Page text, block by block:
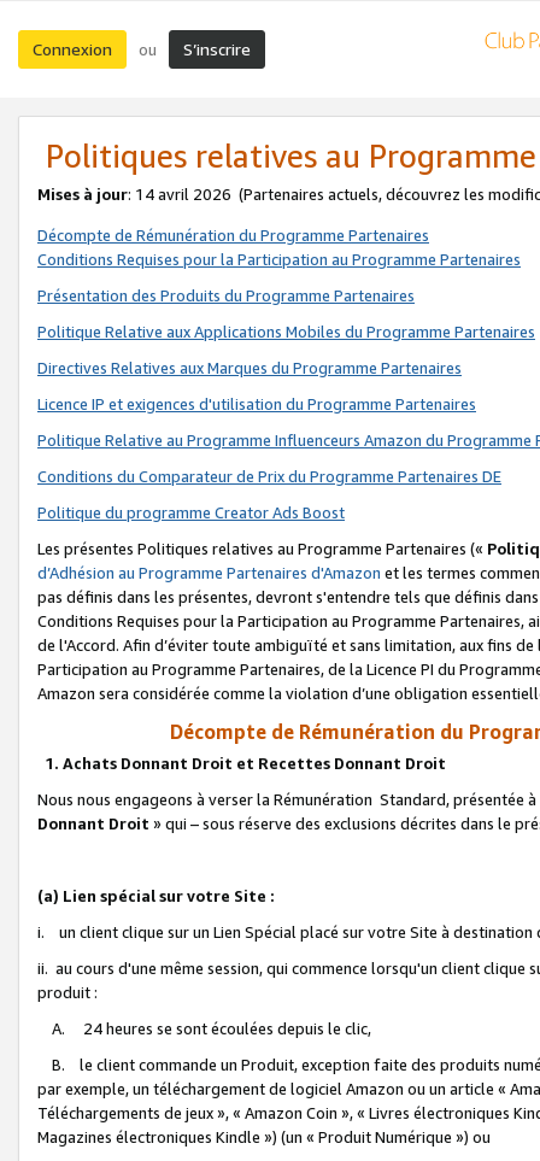
Connexion ou S’inscrire
Politiques relatives au
Mises à jour: 14 avril 2026 (Partenaires actuels, découvrez les
Décompte de Rémunération du Programme Partenaires
Conditions Requises pour la Participation au Programme Partenaires
Présentation des Produits du Programme Partenaires
Politique Relative aux Applications Mobiles du Programme Partenaires
Directives Relatives aux Marques du Programme Partenaires
Licence IP et exigences d'utilisation du Programme Partenaires
Politique Relative au Programme Influenceurs Amazon du Programme
Conditions du Comparateur de Prix du Programme Partenaires DE
Politique du programme Creator Ads Boost
Les présentes Politiques relatives au Programme Partenaires («
d’Adhésion au Programme Partenaires d'Amazon et les termes
pas définis dans les présentes, devront s'entendre tels que définis
Conditions Requises pour la Participation au Programme Partenaires,
de l'Accord. Afin d’éviter toute ambiguïté et sans limitation, aux fins
Participation au Programme Partenaires, de la Licence PI du
Amazon sera considérée comme la violation d’une obligation
Décompte de Rémunération du
1. Achats Donnant Droit et Recettes Donnant Droit
Nous nous engageons à verser la Rémunération Standard, présentée
Donnant Droit » qui – sous réserve des exclusions décrites dans le
(a) Lien spécial sur votre Site :
i. un client clique sur un Lien Spécial placé sur votre Site à destination
ii. au cours d'une même session, qui commence lorsqu'un client
produit :
A. 24 heures se sont écoulées depuis le clic,
B. le client commande un Produit, exception faite des produits
par exemple, un téléchargement de logiciel Amazon ou un article «
Téléchargements de jeux », « Amazon Coin », « Livres électroniques
Magazines électroniques Kindle ») (un « Produit Numérique ») ou